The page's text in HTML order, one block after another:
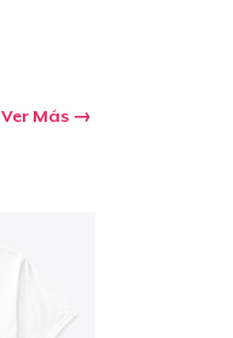
Ver Más